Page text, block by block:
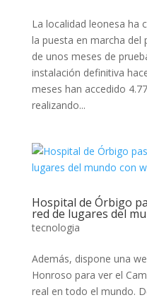
La localidad leonesa ha
la puesta en marcha del
de unos meses de
instalación definitiva
meses han accedido
realizando...
Hospital de Órbigo
red de lugares del
tecnologia
Además, dispone una
Honroso para ver el
real en todo el mundo.